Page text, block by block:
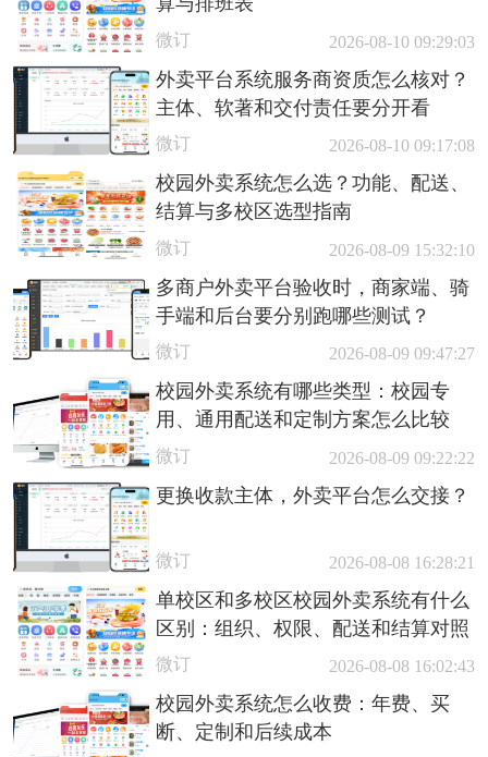
微订 2026-08-10 09:29:03
外卖平台系统服务商资质怎么核对？
主体、软著和交付责任要分开看
微订 2026-08-10 09:17:08
校园外卖系统怎么选？功能、配送、
结算与多校区选型指南
微订 2026-08-09 15:32:10
多商户外卖平台验收时，商家端、骑
手端和后台要分别跑哪些测试？
微订 2026-08-09 09:47:27
校园外卖系统有哪些类型：校园专
用、通用配送和定制方案怎么比较
微订 2026-08-09 09:22:22
更换收款主体，外卖平台怎么交接？
微订 2026-08-08 16:28:21
单校区和多校区校园外卖系统有什么
区别：组织、权限、配送和结算对照
微订 2026-08-08 16:02:43
校园外卖系统怎么收费：年费、买
断、定制和后续成本